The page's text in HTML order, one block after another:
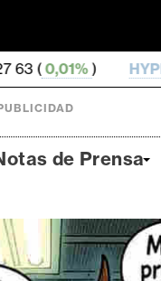
HYPE55,77 ( 0,33%)
de Prensa